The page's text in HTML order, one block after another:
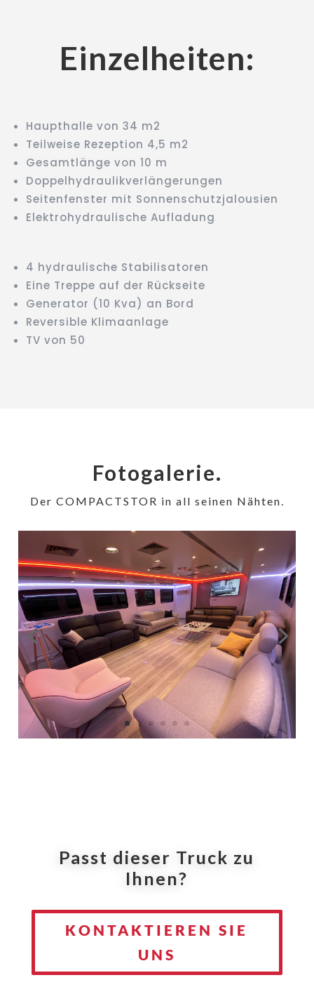
Einzelheiten:
Haupthalle von 34 m2
Teilweise Rezeption 4,5 m2
Gesamtlänge von 10 m
Doppelhydraulikverlängerungen
Seitenfenster mit Sonnenschutzjalousien
Elektrohydraulische Aufladung
4 hydraulische Stabilisatoren
Eine Treppe auf der Rückseite
Generator (10 Kva) an Bord
Reversible Klimaanlage
TV von 50
Fotogalerie.
Der COMPACTSTOR in all seinen Nähten.
Passt dieser Truck zu
Ihnen?
KONTAKTIEREN SIE
UNS